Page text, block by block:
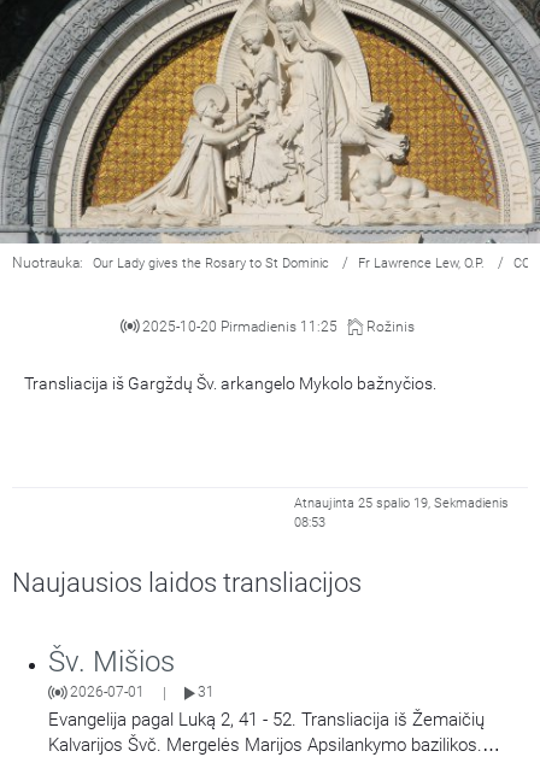
Nuotrauka: Our Lady gives the Rosary to St Dominic / Fr Lawrence Lew, O.P. / CC
2025-10-20 Pirmadienis 11:25 Rožinis
Transliacija iš Gargždų Šv. arkangelo Mykolo bažnyčios.
Atnaujinta 25 spalio 19, Sekmadienis
08:53
Naujausios laidos transliacijos
Šv. Mišios
2026-07-01 31
Evangelija pagal Luką 2, 41 - 52. Transliacija iš Žemaičių
Kalvarijos Švč. Mergelės Marijos Apsilankymo bazilikos.